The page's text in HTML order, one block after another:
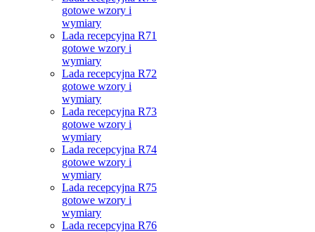
gotowe wzory i
wymiary
Lada recepcyjna R71
gotowe wzory i
wymiary
Lada recepcyjna R72
gotowe wzory i
wymiary
Lada recepcyjna R73
gotowe wzory i
wymiary
Lada recepcyjna R74
gotowe wzory i
wymiary
Lada recepcyjna R75
gotowe wzory i
wymiary
Lada recepcyjna R76